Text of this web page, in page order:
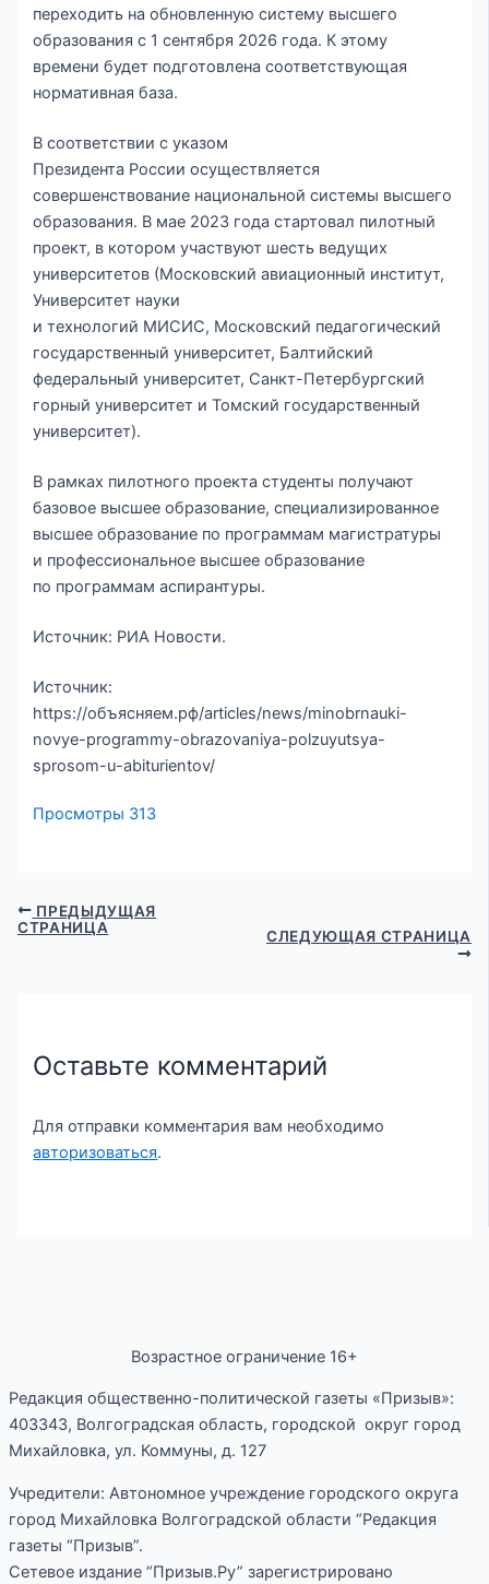
переходить на обновленную систему высшего
образования с 1 сентября 2026 года. К этому
времени будет подготовлена соответствующая
нормативная база.
В соответствии с указом
Президента России осуществляется
совершенствование национальной системы высшего
образования. В мае 2023 года стартовал пилотный
проект, в котором участвуют шесть ведущих
университетов (Московский авиационный институт,
Университет науки
и технологий МИСИС, Московский педагогический
государственный университет, Балтийский
федеральный университет, Санкт-Петербургский
горный университет и Томский государственный
университет).
В рамках пилотного проекта студенты получают
базовое высшее образование, специализированное
высшее образование по программам магистратуры
и профессиональное высшее образование
по программам аспирантуры.
Источник: РИА Новости.
Источник:
https://объясняем.рф/articles/news/minobrnauki-
novye-programmy-obrazovaniya-polzuyutsya-
sprosom-u-abiturientov/
Просмотры 313
ПРЕДЫДУЩАЯ
СТРАНИЦА
СЛЕДУЮЩАЯ СТРАНИЦА
Оставьте комментарий
Для отправки комментария вам необходимо
авторизоваться.
Возрастное ограничение 16+
Редакция общественно-политической газеты «Призыв»:
403343, Волгоградская область, городской округ город
Михайловка, ул. Коммуны, д. 127
Учредители: Автономное учреждение городского округа
город Михайловка Волгоградской области “Редакция
газеты “Призыв”.
Сетевое издание “Призыв.Ру” зарегистрировано